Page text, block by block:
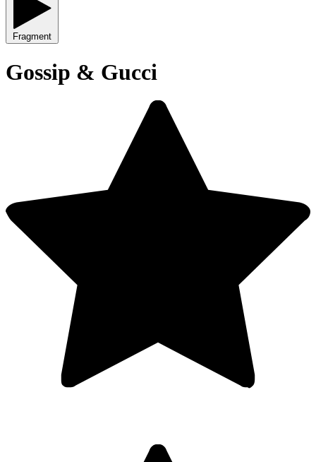
Fragment
Gossip & Gucci